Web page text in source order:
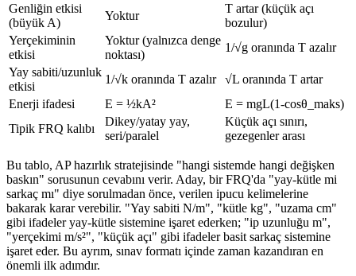
Genliğin etkisi
(büyük A)
Yoktur
T artar (küçük açı
bozulur)
Yerçekiminin
etkisi
Yoktur (yalnızca denge
noktası)
1/√g oranında T azalır
Yay sabiti/uzunluk
etkisi
1/√k oranında T azalır
√L oranında T artar
Enerji ifadesi
E = ½kA²
E = mgL(1-cosθ_maks)
Tipik FRQ kalıbı
Dikey/yatay yay,
seri/paralel
Küçük açı sınırı,
gezegenler arası
Bu tablo, AP hazırlık stratejisinde "hangi sistemde hangi değişken
baskın" sorusunun cevabını verir. Aday, bir FRQ'da "yay-kütle mi
sarkaç mı" diye sorulmadan önce, verilen ipucu kelimelerine
bakarak karar verebilir. "Yay sabiti N/m", "kütle kg", "uzama cm"
gibi ifadeler yay-kütle sistemine işaret ederken; "ip uzunluğu m",
"yerçekimi m/s²", "küçük açı" gibi ifadeler basit sarkaç sistemine
işaret eder. Bu ayrım, sınav formatı içinde zaman kazandıran en
önemli ilk adımdır.